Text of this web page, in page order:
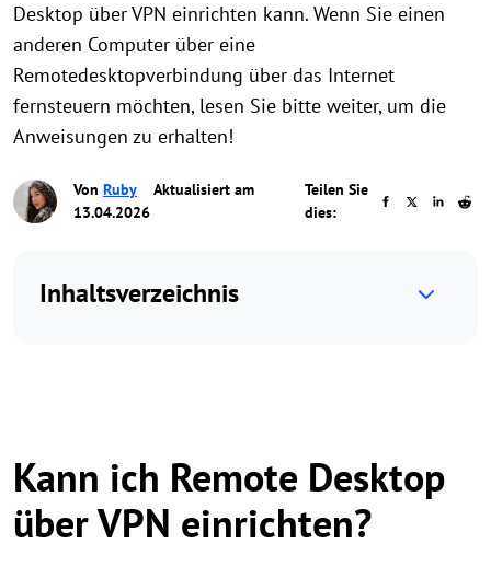
Desktop über VPN einrichten kann. Wenn Sie einen
anderen Computer über eine
Remotedesktopverbindung über das Internet
fernsteuern möchten, lesen Sie bitte weiter, um die
Anweisungen zu erhalten!
Von Ruby
Aktualisiert am
13.04.2026
Teilen Sie
dies:
Inhaltsverzeichnis
Kann ich Remote Desktop
über VPN einrichten?